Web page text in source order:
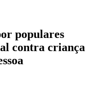
populares
contra criança